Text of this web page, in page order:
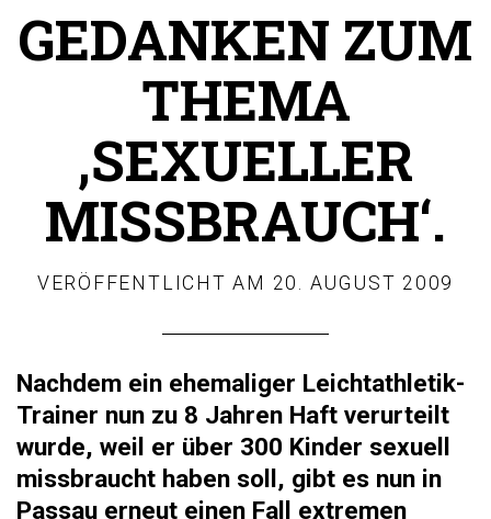
GEDANKEN ZUM
THEMA
‚SEXUELLER
MISSBRAUCH‘.
VERÖFFENTLICHT AM 20. AUGUST 2009
Nachdem ein ehemaliger Leichtathletik-
Trainer nun zu 8 Jahren Haft verurteilt
wurde, weil er über 300 Kinder sexuell
missbraucht haben soll, gibt es nun in
Passau erneut einen Fall extremen